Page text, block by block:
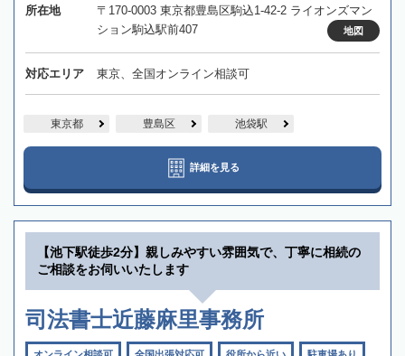
所在地
〒170-0003 東京都豊島区駒込1-42-2 ライオンズマン
ション駒込駅前407
地図
対応エリア 東京、全国オンライン相談可
東京都 豊島区 池袋駅
詳細を見る
【池下駅徒歩2分】親しみやすい雰囲気で、丁寧に相続の
ご相談をお伺いいたします
司法書士近藤麻里事務所